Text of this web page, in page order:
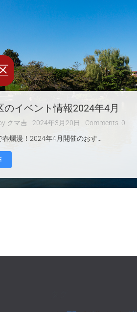
のイベント情報2024年4月
クマ吉 2024年3月20日 Comments: 0
春爛漫！2024年4月開催のおす…